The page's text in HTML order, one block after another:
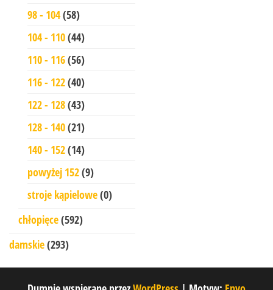
98 - 104(58)
104 - 110(44)
110 - 116(56)
116 - 122(40)
122 - 128(43)
128 - 140(21)
140 - 152(14)
powyżej 152(9)
stroje kąpielowe(0)
chłopięce(592)
damskie(293)